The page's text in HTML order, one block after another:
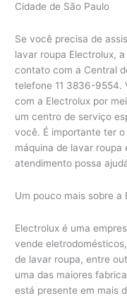
Cidade de São Paulo
Se você precisa de
lavar roupa Electrolux,
contato com a Central
telefone 11 3836-9554.
com a Electrolux por
um centro de serviço
você. É importante ter
máquina de lavar roupa
atendimento possa
Um pouco mais sobre a
Electrolux é uma
vende
de lavar roupa, entre
uma das maiores
está presente em mais